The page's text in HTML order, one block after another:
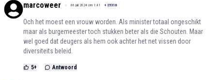
marcoweer 06 juli 2024 om 1:41 + 25316
Och het moest een vrouw worden. Als minister totaal ongeschikt
maar als burgemeester toch stukken beter als die Schouten. Maar
wel goed dat deugers als hem ook achter het net vissen door
diversiteits beleid.
5+ Antwoord